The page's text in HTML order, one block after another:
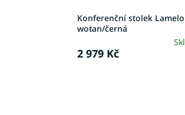
Konferenční stolek
wotan/černá
2 979 Kč